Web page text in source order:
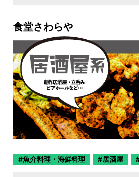
食堂さわらや
魚介料理・海鮮料理 居酒屋